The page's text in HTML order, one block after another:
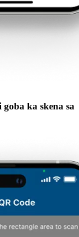
ka skena sa